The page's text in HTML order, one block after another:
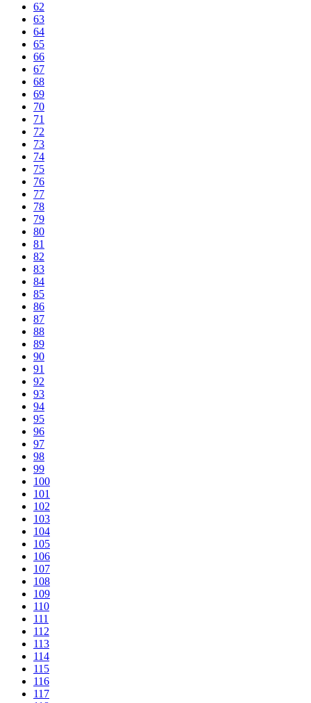
62
63
64
65
66
67
68
69
70
71
72
73
74
75
76
77
78
79
80
81
82
83
84
85
86
87
88
89
90
91
92
93
94
95
96
97
98
99
100
101
102
103
104
105
106
107
108
109
110
111
112
113
114
115
116
117